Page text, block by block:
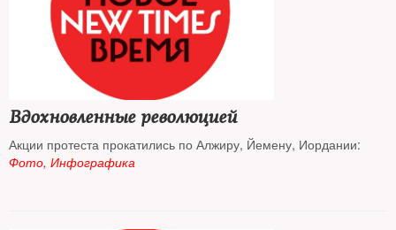
Вдохновленные революцией
Акции протеста прокатились по Алжиру, Йемену, Иордании:
Фото, Инфографика